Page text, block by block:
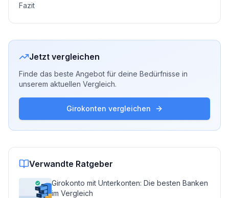
Fazit
Jetzt vergleichen
Finde das beste Angebot für deine Bedürfnisse in
unserem aktuellen Vergleich.
Girokonten vergleichen
Verwandte Ratgeber
Girokonto mit Unterkonten: Die besten Banken
im Vergleich